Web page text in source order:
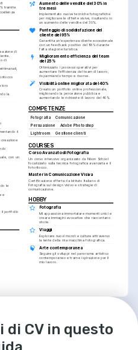
tramite
di
di
loro
la
il
creazione
con un
le
e
il portfolio
Aumento delle vendite del 30% in
tre mesi
Implementato nuove tecniche fotografiche
per migliorare le offerte visive, risultando in
un aumento delle vendite del 30%.
Punteggio di soddisfazione del
cliente del 95%
Garantita un'esperienza cliente eccezionale
con un feedback positivo del 95% durante
l'alta stagione turistica.
Miglioramento efficienza del team
del 25%
Ottimizzato i processi operativi per
aumentare l'efficienza del team di lavoro,
risparmiando tempo e risorse.
Visibilità online migliorata del 40%
Creato un portfolio online professionale,
migliorando la percezione pubblica e
aumentando le richieste di lavoro del 40%.
COMPETENZE
Fotografia
Comunicazione
Persuasione
Adobe Photoshop
Lightroom
Gestione clienti
COURSES
Corso Avanzato di Fotografia
Un corso intensivo organizzato da Nikon School
focalizzato sulla tecnica fotografica avanzata e il
fotoritocco.
Master in Comunicazione Visiva
Certificazione offerta da Istituto Italiano di
Fotografia sul design visivo e strategie di
comunicazione.
HOBBY
Fotografia
Mi appassiona immortalare momenti unici e
creare immagini evocative che raccontano
storie.
Viaggi
Esplorare nuovi mondi e culture attraverso
la lente della mia macchina fotografica.
Arte contemporanea
Seguire gli sviluppi nel panorama artistico
contemporaneo e trarne ispirazione per il
mio lavoro.
CV in questo